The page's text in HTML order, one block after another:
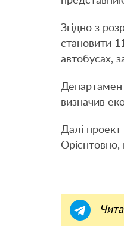
Згідно з
становити
автобусах,
визначив
Далі проект
Орієнтовно,